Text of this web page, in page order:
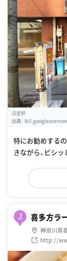
流星軒
出典：
特にお勧めする
きながら、ビシ
J 喜多方ラ
神奈川県
http://